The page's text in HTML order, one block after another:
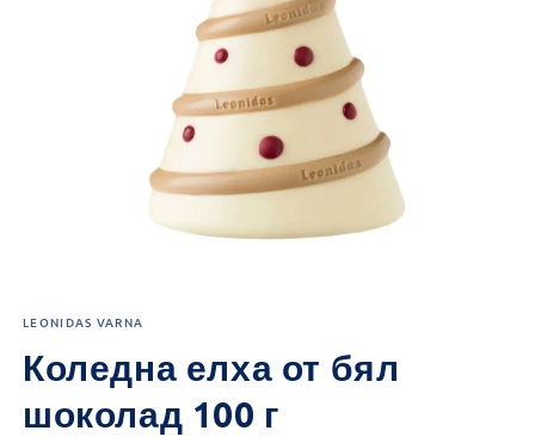
мултимедия
в
модален
LEONIDAS VARNA
Коледна елха от бял
шоколад 100 г